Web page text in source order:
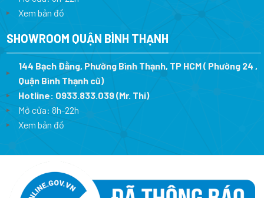
Xem bản đồ
SHOWROOM QUẬN BÌNH THẠNH
144 Bạch Đằng, Phường Bình Thạnh, TP HCM ( Phường 24 ,
Quận Bình Thạnh cũ)
Hotline: 0933.833.039(Mr. Thi)
Mở cửa: 8h-22h
Xem bản đồ